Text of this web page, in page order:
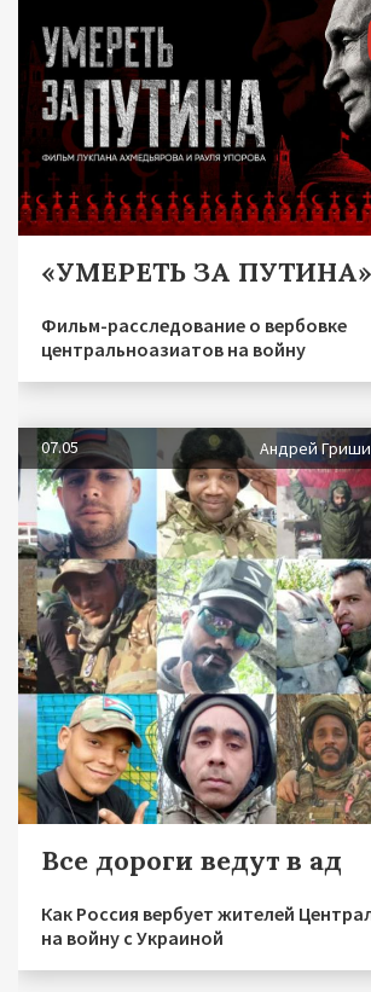
«УМЕРЕТЬ ЗА ПУТИНА»
Фильм-расследование о вербовке
центральноазиатов на войну
07.05 Андрей
Все дороги ведут в ад
Как Россия вербует жителей
на войну с Украиной